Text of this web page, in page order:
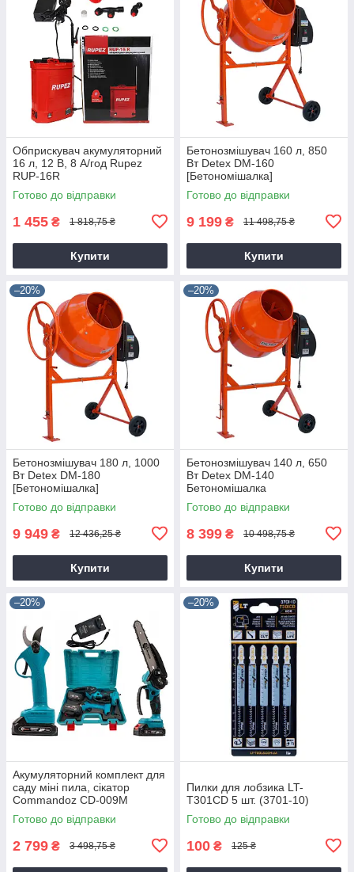
Обприскувач акумуляторний
16 л, 12 В, 8 А/год Rupez
RUP-16R
Готово до відправки
1 455 ₴ 1 818,75 ₴
Купити
Бетонозмішувач 160 л, 850
Вт Detex DM-160
[Бетономішалка]
Готово до відправки
9 199 ₴ 11 498,75 ₴
Купити
–20%
Бетонозмішувач 180 л, 1000
Вт Detex DM-180
[Бетономішалка]
Готово до відправки
9 949 ₴ 12 436,25 ₴
Купити
–20%
Бетонозмішувач 140 л, 650
Вт Detex DM-140
Бетономішалка
Готово до відправки
8 399 ₴ 10 498,75 ₴
Купити
–20%
Акумуляторний комплект для
саду міні пила, сікатор
Commandoz CD-009M
Готово до відправки
2 799 ₴ 3 498,75 ₴
–20%
Пилки для лобзика LT-
T301CD 5 шт. (3701-10)
Готово до відправки
100 ₴ 125 ₴